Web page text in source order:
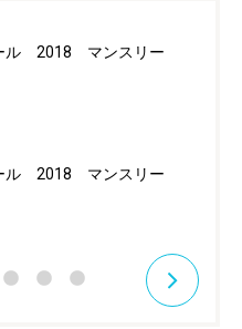
ル 2018 マンスリー
ル 2018 マンスリー